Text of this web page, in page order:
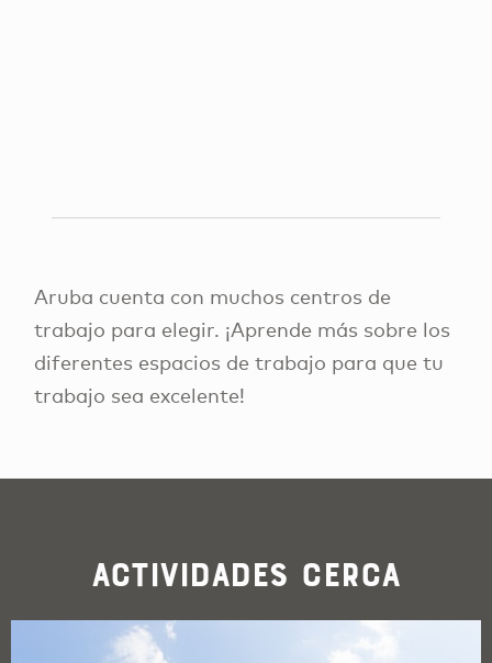
Aruba cuenta con muchos centros de
trabajo para elegir. ¡Aprende más sobre los
diferentes espacios de trabajo para que tu
trabajo sea excelente!
Actividades cerca